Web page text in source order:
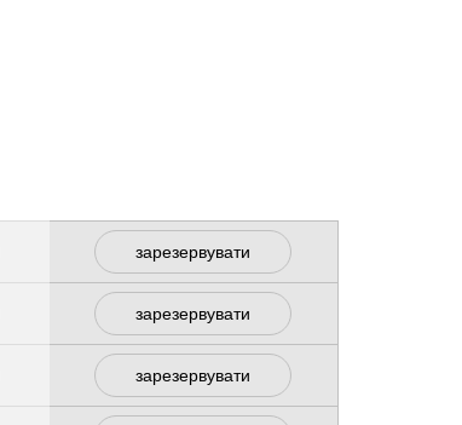
зарезервувати
зарезервувати
зарезервувати